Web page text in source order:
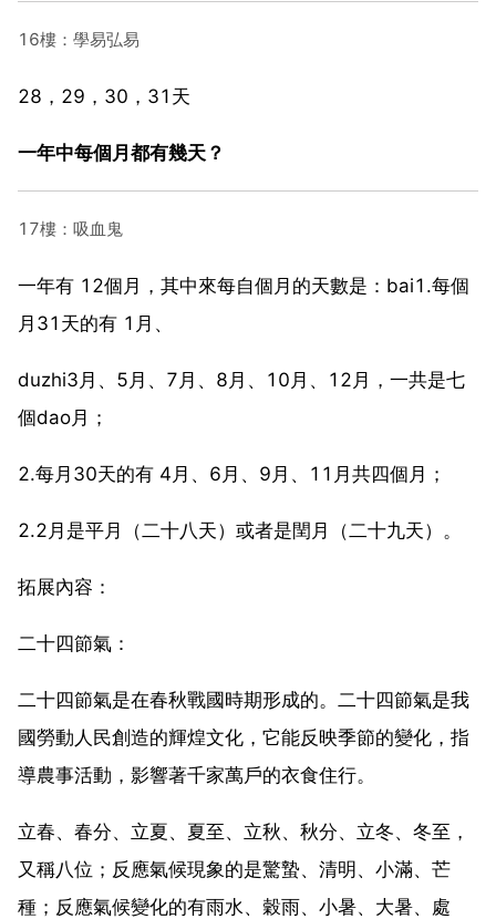
16樓：學易弘易
28，29，30，31天
一年中每個月都有幾天？
17樓：吸血鬼
一年有 12個月，其中來每自個月的天數是：bai1.每個
月31天的有 1月、
duzhi3月、5月、7月、8月、10月、12月，一共是七
個dao月；
2.每月30天的有 4月、6月、9月、11月共四個月；
2.2月是平月（二十八天）或者是閏月（二十九天）。
拓展內容：
二十四節氣：
二十四節氣是在春秋戰國時期形成的。二十四節氣是我
國勞動人民創造的輝煌文化，它能反映季節的變化，指
導農事活動，影響著千家萬戶的衣食住行。
立春、春分、立夏、夏至、立秋、秋分、立冬、冬至，
又稱八位；反應氣候現象的是驚蟄、清明、小滿、芒
種；反應氣候變化的有雨水、穀雨、小暑、大暑、處